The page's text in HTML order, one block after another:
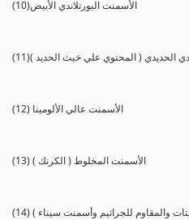
(10)الأسمنت البورتلاندي الأبيض
الحديدي ( المحتوي علي خبث الحديد )
(12) الأسمنت عالي الألومينا
(13) الأسمنت المخلوط ( الكرنك )
والمقاوم للجراثيم وأسمنت سيناء )